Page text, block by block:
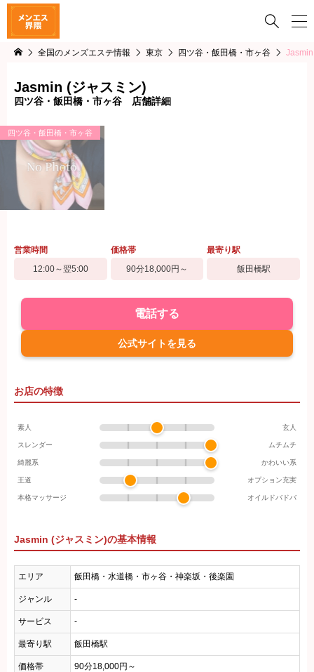

全国のメンズエステ情報 東京 四ツ谷・飯田橋・市ヶ谷
Jasmin (ジャスミン)
四ツ谷・飯田橋・市ヶ谷 店舗詳細
四ツ谷・飯田橋・市ヶ谷
営業時間
12:00～翌5:00
価格帯
90分18,000円～
最寄り駅
飯田橋駅
電話する
公式サイトを見る
お店の特徴
素人 玄人
スレンダー ムチムチ
綺麗系 かわいい系
王道 オプション充実
本格マッサージ オイルドバドバ
Jasmin (ジャスミン)の基本情報
エリア 飯田橋・水道橋・市ヶ谷・神楽坂・後楽園
ジャンル -
サービス -
最寄り駅 飯田橋駅
価格帯 90分18,000円～